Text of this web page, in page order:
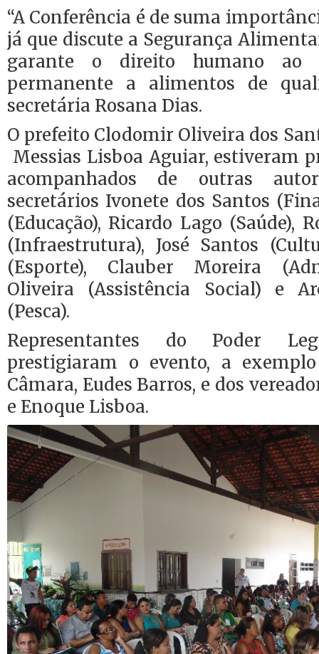
“A Conferência é de suma
já que discute a Segurança
garante o direito humano ao
permanente a alimentos de
secretária Rosana Dias.
O prefeito Clodomir Oliveira dos
Messias Lisboa Aguiar, estiveram
acompanhados de outras
secretários Ivonete dos Santos
(Educação), Ricardo Lago (Saúde),
(Infraestrutura), José Santos
(Esporte), Clauber Moreira
Oliveira (Assistência Social) e
(Pesca).
Representantes do Poder
prestigiaram o evento, a
Câmara, Eudes Barros, e dos
e Enoque Lisboa.